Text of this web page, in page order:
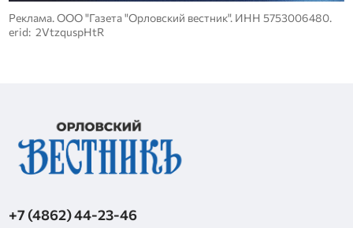
Реклама. ООО "Газета "Орловский вестник". ИНН 5753006480.
erid: 2VtzquspHtR
+7 (4862) 44-23-46